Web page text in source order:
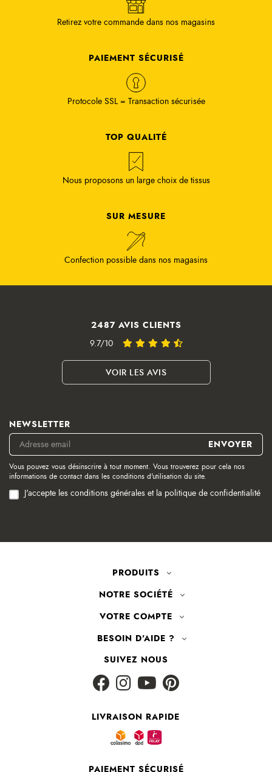
Retirez votre commande dans nos magasins
PAIEMENT SÉCURISÉ
Protocole SSL = Transaction sécurisée
TOP QUALITÉ
Nous proposons un large choix de tissus
SUR MESURE
Confection possible dans nos magasins
2487 AVIS CLIENTS
9.7/10
VOIR LES AVIS
NEWSLETTER
Vous pouvez vous désinscrire à tout moment. Vous trouverez pour cela nos
informations de contact dans les conditions d'utilisation du site.
J'accepte les conditions générales et la politique de confidentialité
PRODUITS
NOTRE SOCIÉTÉ
VOTRE COMPTE
BESOIN D'AIDE ?
SUIVEZ NOUS
LIVRAISON RAPIDE
PAIEMENT SÉCURISÉ